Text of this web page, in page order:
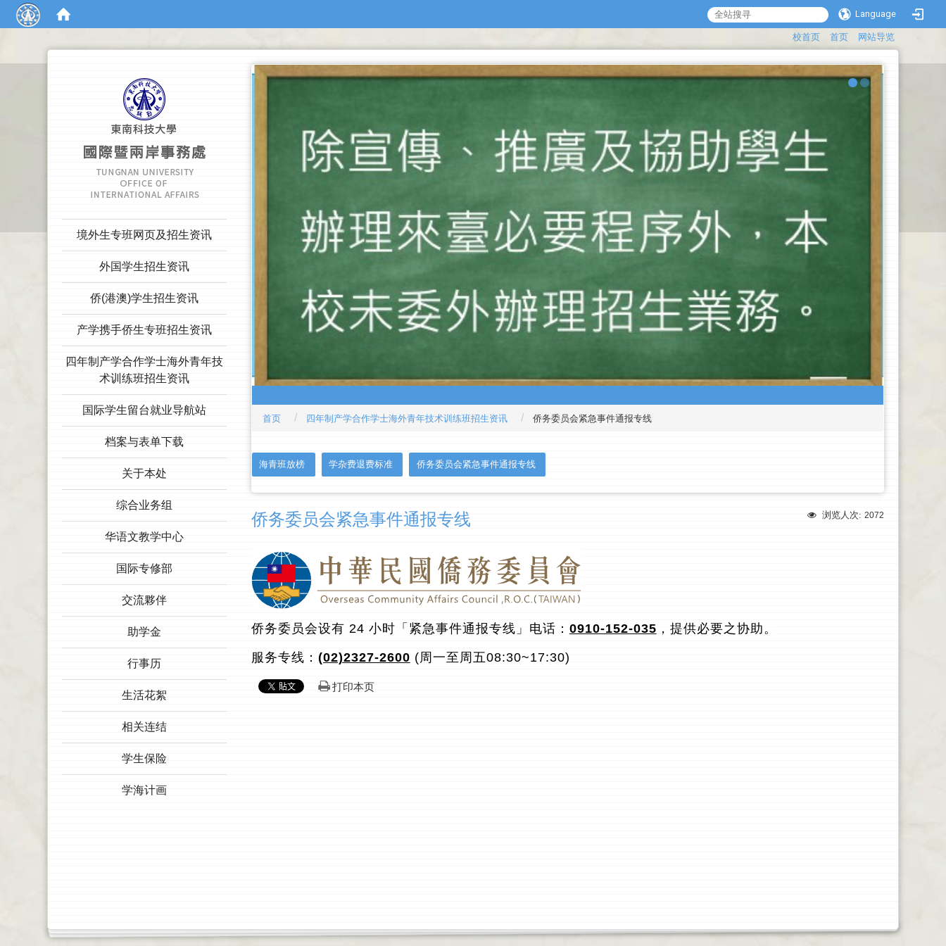
Language
校首页 首页 网站导览
境外生专班网页及招生资讯
外国学生招生资讯
侨(港澳)学生招生资讯
产学携手侨生专班招生资讯
四年制产学合作学士海外青年技
术训练班招生资讯
国际学生留台就业导航站
档案与表单下载
关于本处
综合业务组
华语文教学中心
国际专修部
交流夥伴
助学金
行事历
生活花絮
相关连结
学生保险
学海计画
首页 四年制产学合作学士海外青年技术训练班招生资讯 侨务委员会紧急事件通报专线
海青班放榜 学杂费退费标准 侨务委员会紧急事件通报专线
浏览人次: 2072
侨务委员会紧急事件通报专线
侨务委员会设有 24 小时「紧急事件通报专线」电话： 0910-152-035 ，提供必要之协助。
服务专线： (02)2327-2600 (周一至周五08:30~17:30)
打印本页